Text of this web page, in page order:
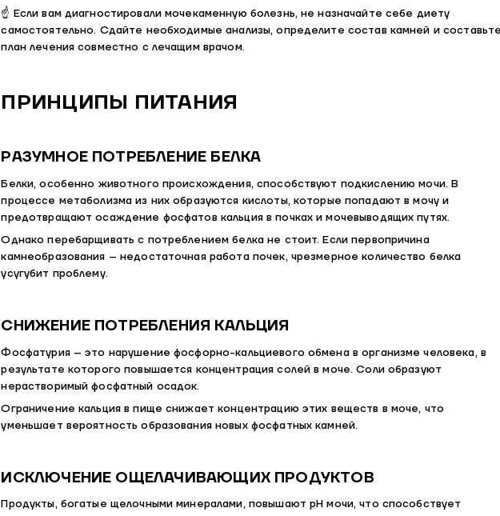
☝ Если вам диагностировали мочекаменную болезнь, не назначайте себе диету
самостоятельно. Сдайте необходимые анализы, определите состав камней и
план лечения совместно с лечащим врачом.
ПРИНЦИПЫ ПИТАНИЯ
РАЗУМНОЕ ПОТРЕБЛЕНИЕ БЕЛКА
Белки, особенно животного происхождения, способствуют подкислению мочи. В
процессе метаболизма из них образуются кислоты, которые попадают в мочу и
предотвращают осаждение фосфатов кальция в почках и мочевыводящих путях.
Однако перебарщивать с потреблением белка не стоит. Если первопричина
камнеобразования – недостаточная работа почек, чрезмерное количество белка
усугубит проблему.
СНИЖЕНИЕ ПОТРЕБЛЕНИЯ КАЛЬЦИЯ
Фосфатурия – это нарушение фосфорно-кальциевого обмена в организме человека, в
результате которого повышается концентрация солей в моче. Соли образуют
нерастворимый фосфатный осадок.
Ограничение кальция в пище снижает концентрацию этих веществ в моче, что
уменьшает вероятность образования новых фосфатных камней.
ИСКЛЮЧЕНИЕ ОЩЕЛАЧИВАЮЩИХ ПРОДУКТОВ
Продукты, богатые щелочными минералами, повышают рН мочи, что способствует